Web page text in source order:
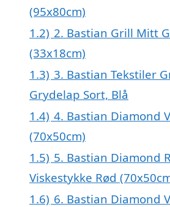
(95x80cm)
1.2) 2. Bastian Grill Mitt
(33x18cm)
1.3) 3. Bastian Tekstiler
Grydelap Sort, Blå
1.4) 4. Bastian Diamond
(70x50cm)
1.5) 5. Bastian Diamond
Viskestykke Rød
1.6) 6. Bastian Diamond